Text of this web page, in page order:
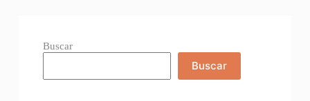
Buscar
Buscar